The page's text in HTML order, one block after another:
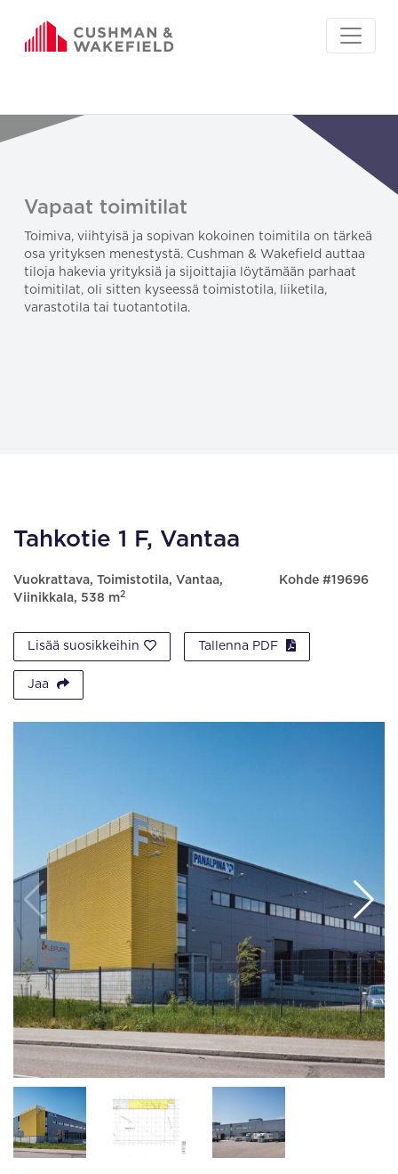
Vapaat toimitilat
Toimiva, viihtyisä ja sopivan kokoinen toimitila on tärkeä
osa yrityksen menestystä. Cushman & Wakefield auttaa
tiloja hakevia yrityksiä ja sijoittajia löytämään parhaat
toimitilat, oli sitten kyseessä toimistotila, liiketila,
varastotila tai tuotantotila.
Tahkotie 1 F, Vantaa
Vuokrattava, Toimistotila, Vantaa,
Viinikkala, 538 m2
Kohde #19696
Lisää suosikkeihin Tallenna PDF
Jaa